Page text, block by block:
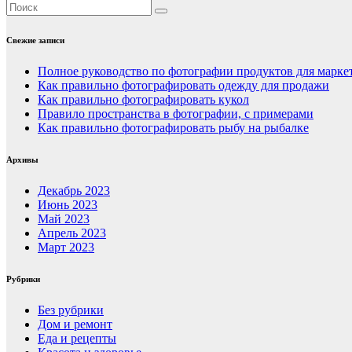
Свежие записи
Полное руководство по фотографии продуктов для
Как правильно фотографировать одежду для продажи
Как правильно фотографировать кукол
Правило пространства в фотографии, с примерами
Как правильно фотографировать рыбу на рыбалке
Архивы
Декабрь 2023
Июнь 2023
Май 2023
Апрель 2023
Март 2023
Рубрики
Без рубрики
Дом и ремонт
Еда и рецепты